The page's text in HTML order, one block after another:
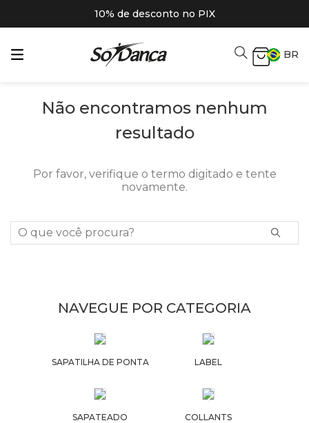
10% de desconto no PIX
BR
Não encontramos nenhum
resultado
Por favor, verifique o termo digitado e tente
novamente.
O que você procura?
NAVEGUE POR CATEGORIA
SAPATILHA DE PONTA LABEL
SAPATEADO COLLANTS